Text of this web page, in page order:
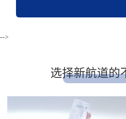
-->
选择新航道的